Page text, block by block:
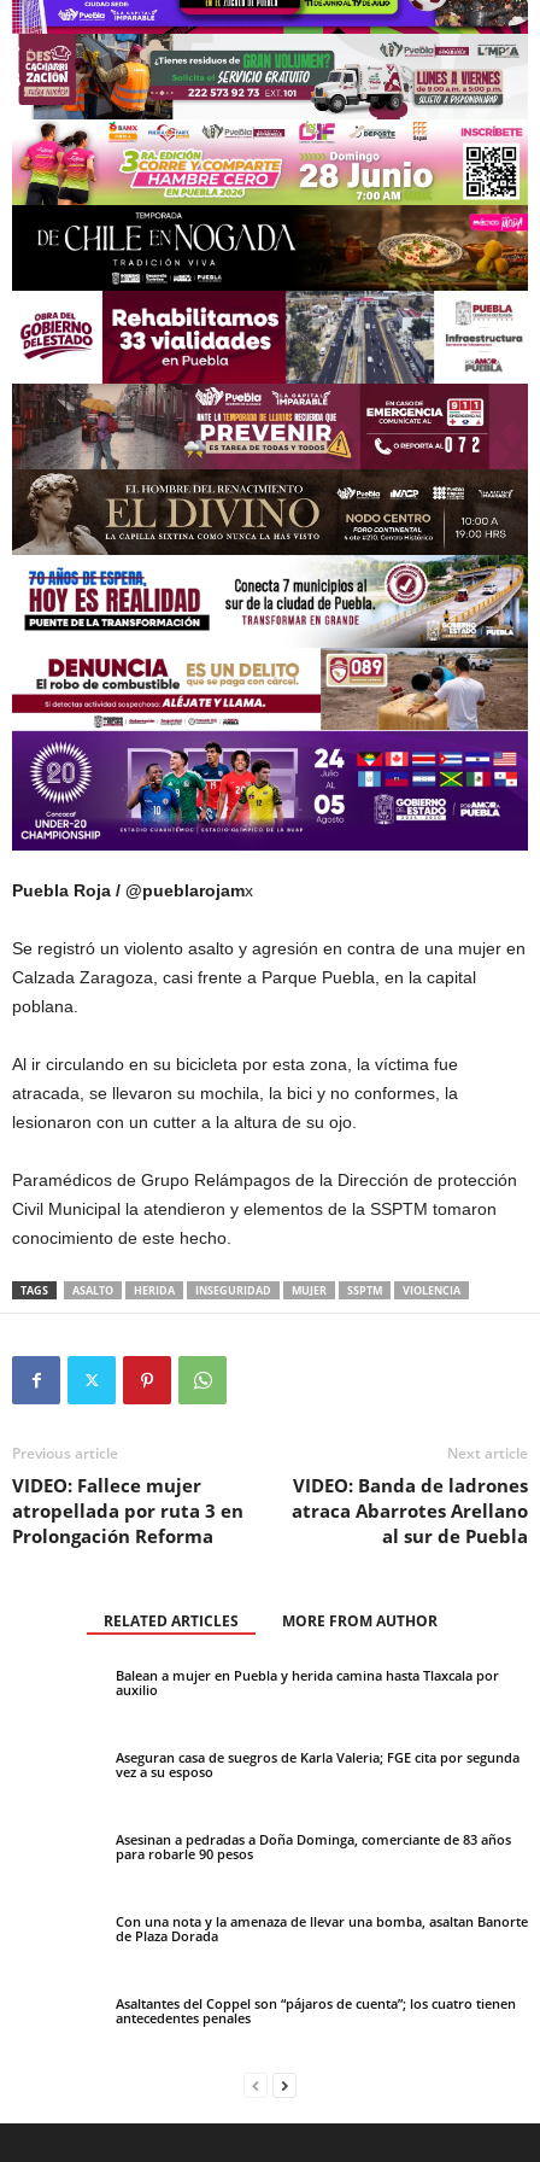
Puebla Roja / @pueblarojamx
Se registró un violento asalto y agresión en contra de una mujer en
Calzada Zaragoza, casi frente a Parque Puebla, en la capital
poblana.
Al ir circulando en su bicicleta por esta zona, la víctima fue
atracada, se llevaron su mochila, la bici y no conformes, la
lesionaron con un cutter a la altura de su ojo.
Paramédicos de Grupo Relámpagos de la Dirección de protección
Civil Municipal la atendieron y elementos de la SSPTM tomaron
conocimiento de este hecho.
TAGS ASALTO HERIDA INSEGURIDAD MUJER SSPTM VIOLENCIA
Previous article
VIDEO: Fallece mujer
atropellada por ruta 3 en
Prolongación Reforma
Next article
VIDEO: Banda de ladrones
atraca Abarrotes Arellano
al sur de Puebla
RELATED ARTICLES MORE FROM AUTHOR
Balean a mujer en Puebla y herida camina hasta Tlaxcala por
auxilio
Aseguran casa de suegros de Karla Valeria; FGE cita por segunda
vez a su esposo
Asesinan a pedradas a Doña Dominga, comerciante de 83 años
para robarle 90 pesos
Con una nota y la amenaza de llevar una bomba, asaltan Banorte
de Plaza Dorada
Asaltantes del Coppel son “pájaros de cuenta”; los cuatro tienen
antecedentes penales